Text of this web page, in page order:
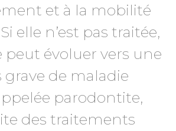
et à la mobilité
elle n’est pas traitée,
peut évoluer vers une
de maladie
parodontite,
des traitements